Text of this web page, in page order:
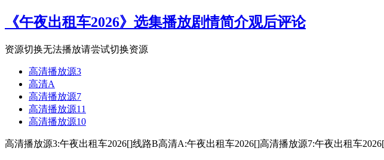
《午夜出租车2026》选集播放剧情简介观后评论
资源切换无法播放请尝试切换资源
高清播放源3
高清A
高清播放源7
高清播放源11
高清播放源10
高清播放源3:午夜出租车2026[]线路B高清A:午夜出租车2026[]高清播放源7:午夜出租车